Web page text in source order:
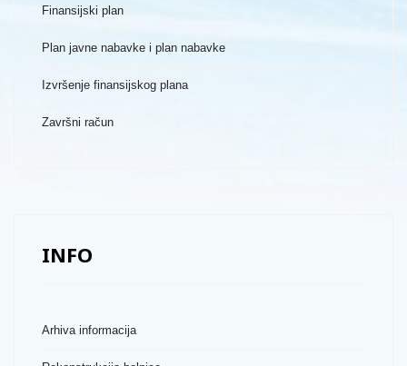
Finansijski plan
Plan javne nabavke i plan nabavke
Izvršenje finansijskog plana
Završni račun
INFO
Arhiva informacija